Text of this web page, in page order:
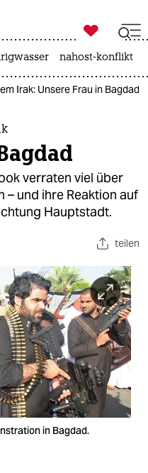

taz zahl ich
nahost-konflikt
Irak: Unsere Frau in Bagdad
verraten viel über
– und ihre Reaktion auf
Hauptstadt.
teilen
in Bagdad.